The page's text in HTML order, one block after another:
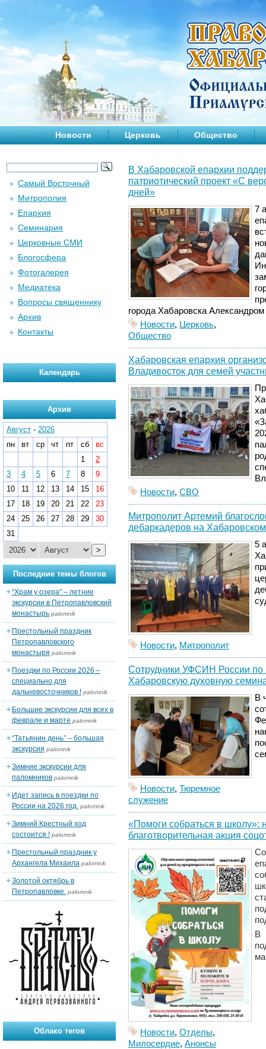
Новости Церковь Общество
В Хабаровской епархии
патриотический проект «С
дней»
7
города Хабаровска
Новости, Церковь,
Общество
Хабаровская епархия
Владивосток для семей
Новости, СВО
Митрополит Артемий
дебаркадеров на
5
Новости, Митрополит
Сотрудники УФСИН России по
Хабаровскую духовную
В
Новости, Тюремное
служение
«Помоги собраться в школу»:
благотворительная акция
В
Новости, Отделы,
Милосердие, Анонсы
Самый Восточный
Митрополия
Епархия
Семинария
Церковные СМИ
Блогосфера
Фотогалерея
Медиатека
Вопросы священнику
Архив
Контакты
Календарь
Архив
Август - 2026
пн
вт ср чт пт сб
вс
1
2
3
4 5 6 7 8
9
10
11 12 13 14 15
16
17
18 19 20 21 22
23
24
25 26 27 28 29
30
31
>
Последние темы блогов
“Храм у озера” – летние
экскурсии в Петропавловский
монастырь palomnik
Престольный праздник
Петропавловского
монастыря palomnik
Поездки по России 2026 –
специально для
дальневосточников ! palomnik
Большие экскурсии для всех в
феврале и марте palomnik
“Татьянин день” – большая
экскурсия palomnik
Зимние экскурсии для
паломников palomnik
Идет запись в поездки по
России на 2026 год. palomnik
Зимний Крестный ход
состоится ! palomnik
Престольный праздник у
Архангела Михаила palomnik
Золотой октябрь в
Петропавловке. palomnik
Облако тегов